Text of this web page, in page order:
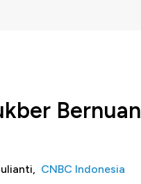
CNBC Indonesia